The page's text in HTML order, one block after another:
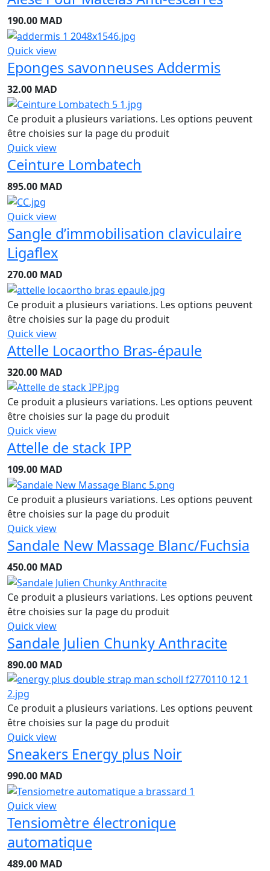
190.00 MAD
Quick view
Eponges savonneuses Addermis
32.00 MAD
Ce produit a plusieurs variations. Les options peuvent
être choisies sur la page du produit
Quick view
Ceinture Lombatech
895.00 MAD
Quick view
Sangle d’immobilisation claviculaire
Ligaflex
270.00 MAD
Ce produit a plusieurs variations. Les options peuvent
être choisies sur la page du produit
Quick view
Attelle Locaortho Bras-épaule
320.00 MAD
Ce produit a plusieurs variations. Les options peuvent
être choisies sur la page du produit
Quick view
Attelle de stack IPP
109.00 MAD
Ce produit a plusieurs variations. Les options peuvent
être choisies sur la page du produit
Quick view
Sandale New Massage Blanc/Fuchsia
450.00 MAD
Ce produit a plusieurs variations. Les options peuvent
être choisies sur la page du produit
Quick view
Sandale Julien Chunky Anthracite
890.00 MAD
Ce produit a plusieurs variations. Les options peuvent
être choisies sur la page du produit
Quick view
Sneakers Energy plus Noir
990.00 MAD
Quick view
Tensiomètre électronique
automatique
489.00 MAD